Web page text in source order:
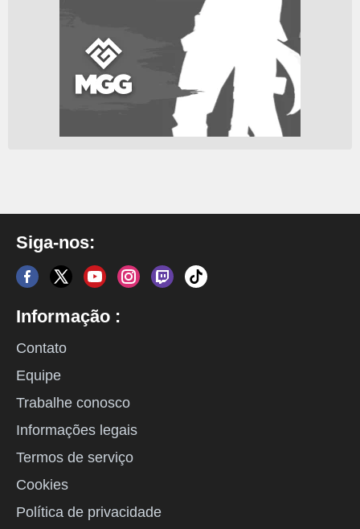
Siga-nos:
Informação :
Contato
Equipe
Trabalhe conosco
Informações legais
Termos de serviço
Cookies
Política de privacidade